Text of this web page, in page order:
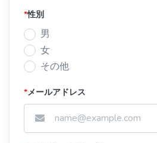
*性別
男
女
その他
*メールアドレス